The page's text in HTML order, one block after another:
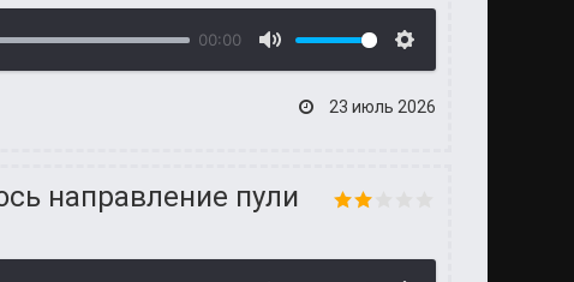
00:00
23 июль 2026
направление пули